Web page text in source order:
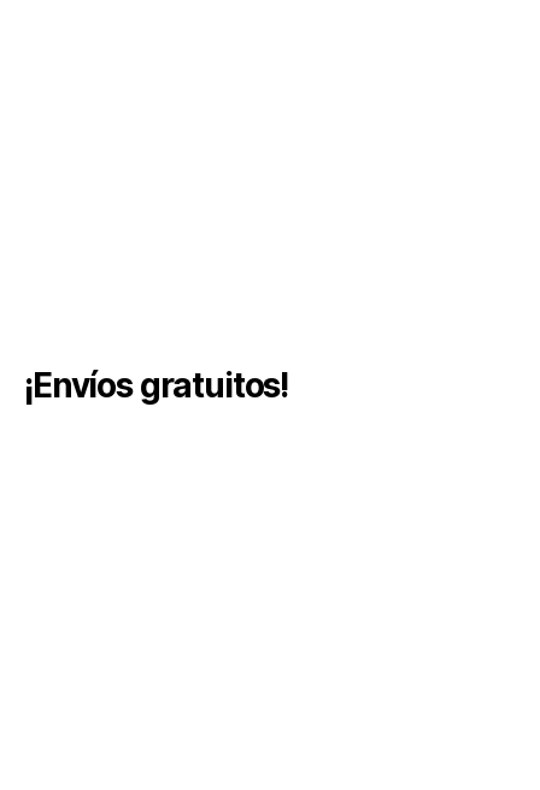
¡Envíos gratuitos!